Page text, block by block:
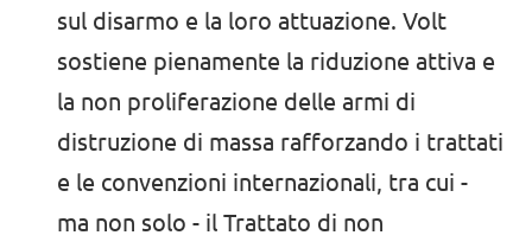
sul disarmo e la loro attuazione. Volt
sostiene pienamente la riduzione attiva e
la non proliferazione delle armi di
distruzione di massa rafforzando i trattati
e le convenzioni internazionali, tra cui -
ma non solo - il Trattato di non